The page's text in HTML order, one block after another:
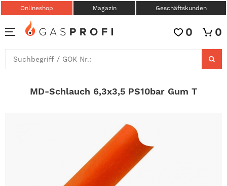
Onlineshop Magazin Geschäftskunden
0 0
MD-Schlauch 6,3x3,5 PS10bar Gum T